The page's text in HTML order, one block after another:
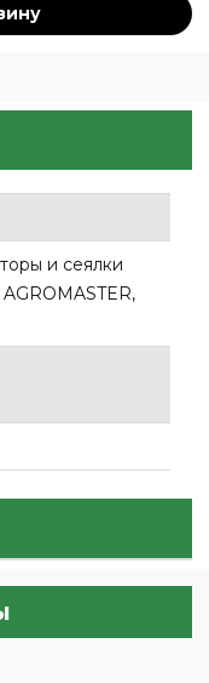
и сеялки
AGROMASTER,